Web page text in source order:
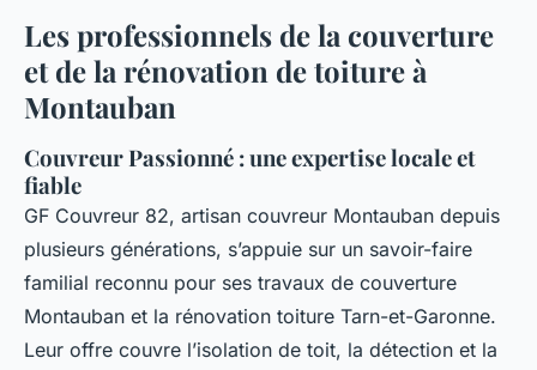
Les professionnels de la couverture
et de la rénovation de toiture à
Montauban
Couvreur Passionné : une expertise locale et
fiable
GF Couvreur 82, artisan couvreur Montauban depuis
plusieurs générations, s’appuie sur un savoir-faire
familial reconnu pour ses travaux de couverture
Montauban et la rénovation toiture Tarn-et-Garonne.
Leur offre couvre l’isolation de toit, la détection et la